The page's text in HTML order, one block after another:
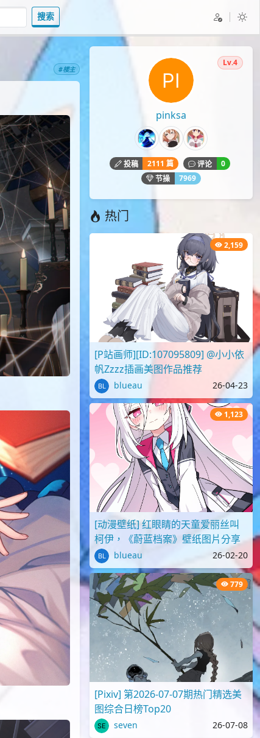
搜索
#楼主
pinksa
Lv.4
投稿 2111 篇 评论
0
节操
7969
热门
2,159
[P站画师][ID:107095809] @小小依
帆Zzzz插画美图作品推荐
blueau 26-04-23
1,123
[动漫壁纸] 红眼睛的天童爱丽丝叫
柯伊，《蔚蓝档案》壁纸图片分享
blueau 26-02-20
779
[Pixiv] 第2026-07-07期热门精选美
图综合日榜Top20
seven 26-07-08